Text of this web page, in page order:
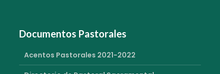
Documentos Pastorales
Acentos Pastorales 2021-2022